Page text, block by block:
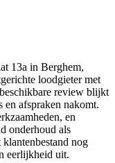
13a in Berghem,
loodgieter met
review blijkt
afspraken nakomt.
en
onderhoud als
nog
eerlijkheid uit.